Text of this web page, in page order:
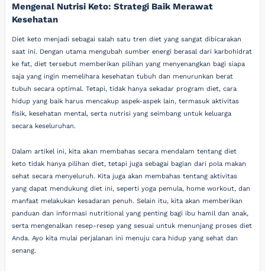
Mengenal Nutrisi Keto: Strategi Baik Merawat
Kesehatan
Diet keto menjadi sebagai salah satu tren diet yang sangat dibicarakan
saat ini. Dengan utama mengubah sumber energi berasal dari karbohidrat
ke fat, diet tersebut memberikan pilihan yang menyenangkan bagi siapa
saja yang ingin memelihara kesehatan tubuh dan menurunkan berat
tubuh secara optimal. Tetapi, tidak hanya sekadar program diet, cara
hidup yang baik harus mencakup aspek-aspek lain, termasuk aktivitas
fisik, kesehatan mental, serta nutrisi yang seimbang untuk keluarga
secara keseluruhan.
Dalam artikel ini, kita akan membahas secara mendalam tentang diet
keto tidak hanya pilihan diet, tetapi juga sebagai bagian dari pola makan
sehat secara menyeluruh. Kita juga akan membahas tentang aktivitas
yang dapat mendukung diet ini, seperti yoga pemula, home workout, dan
manfaat melakukan kesadaran penuh. Selain itu, kita akan memberikan
panduan dan informasi nutritional yang penting bagi ibu hamil dan anak,
serta mengenalkan resep-resep yang sesuai untuk menunjang proses diet
Anda. Ayo kita mulai perjalanan ini menuju cara hidup yang sehat dan
senang.